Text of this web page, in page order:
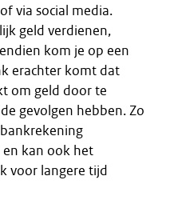
via social media.
geld verdienen,
kom je op een
erachter komt dat
om geld door te
gevolgen hebben. Zo
kan ook het
voor langere tijd